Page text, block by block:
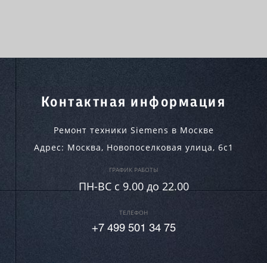
Контактная информация
Ремонт техники Siemens в Москве
Адрес: Москва, Новопоселковая улица, 6с1
ГРАФИК РАБОТЫ
ПН-ВC c 9.00 до 22.00
ТЕЛЕФОН
+7 499 501 34 75